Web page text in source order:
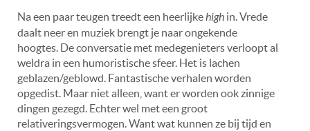
Na een paar teugen treedt een heerlijkehigh in. Vrede
daalt neer en muziek brengt je naar ongekende
hoogtes. De conversatie met medegenieters verloopt al
weldra in een humoristische sfeer. Het is lachen
geblazen/geblowd. Fantastische verhalen worden
opgedist. Maar niet alleen, want er worden ook zinnige
dingen gezegd. Echter wel met een groot
relativeringsvermogen. Want wat kunnen ze bij tijd en